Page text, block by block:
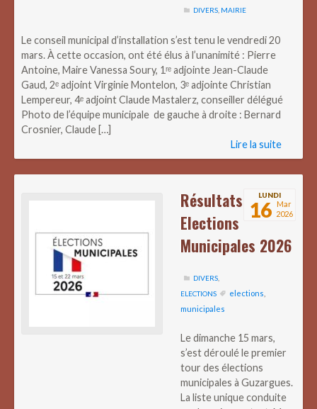
DIVERS MAIRIE
Le conseil municipal d’installation s’est tenu le vendredi 20
mars. À cette occasion, ont été élus à l’unanimité : Pierre
Antoine, Maire Vanessa Soury, 1ʳᵉ adjointe Jean-Claude
Gaud, 2ᵉ adjoint Virginie Montelon, 3ᵉ adjointe Christian
Lempereur, 4ᵉ adjoint Claude Mastalerz, conseiller délégué
Photo de l’équipe municipale de gauche à droite : Bernard
Crosnier, Claude […]
Lire la suite
LUNDI
16 Mar
2026
Résultats
Elections
Municipales 2026
DIVERS
ELECTIONS
elections
municipales
Le dimanche 15 mars,
s’est déroulé le premier
tour des élections
municipales à Guzargues.
La liste unique conduite